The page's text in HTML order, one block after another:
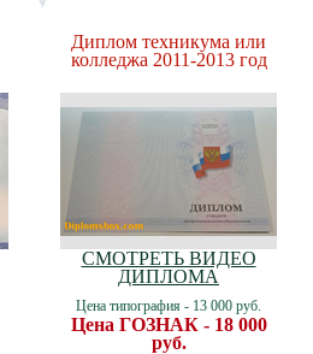
Диплом техникума или
колледжа 2011-2013 год
СМОТРЕТЬ ВИДЕО
ДИПЛОМА
Цена типография - 13 000 руб.
Цена ГОЗНАК - 18 000
руб.